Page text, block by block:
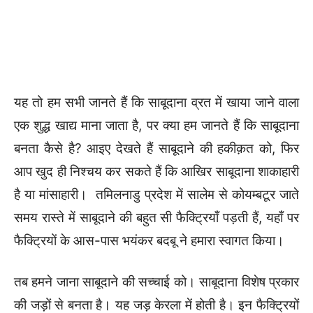
यह तो हम सभी जानते हैं कि साबूदाना व्रत में खाया जाने वाला
एक शुद्ध खाद्य माना जाता है, पर क्या हम जानते हैं कि साबूदाना
बनता कैसे है? आइए देखते हैं साबूदाने की हकीक़त को, फिर
आप खुद ही निश्चय कर सकते हैं कि आखिर साबूदाना शाकाहारी
है या मांसाहारी। तमिलनाडु प्रदेश में सालेम से कोयम्बटूर जाते
समय रास्ते में साबूदाने की बहुत सी फैक्ट्रियाँ पड़ती हैं, यहाँ पर
फैक्ट्रियों के आस-पास भयंकर बदबू ने हमारा स्वागत किया।
तब हमने जाना साबूदाने की सच्चाई को। साबूदाना विशेष प्रकार
की जड़ों से बनता है। यह जड़ केरला में होती है। इन फैक्ट्रियों